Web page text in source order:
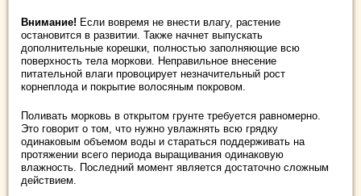
Внимание! Если вовремя не внести влагу, растение
остановится в развитии. Также начнет выпускать
дополнительные корешки, полностью заполняющие всю
поверхность тела моркови. Неправильное внесение
питательной влаги провоцирует незначительный рост
корнеплода и покрытие волосяным покровом.
Поливать морковь в открытом грунте требуется равномерно.
Это говорит о том, что нужно увлажнять всю грядку
одинаковым объемом воды и стараться поддерживать на
протяжении всего периода выращивания одинаковую
влажность. Последний момент является достаточно сложным
действием.